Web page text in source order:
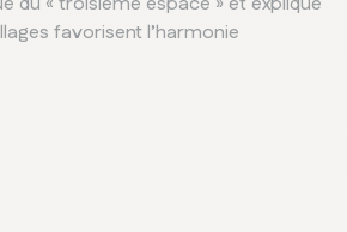
favorisent l’harmonie